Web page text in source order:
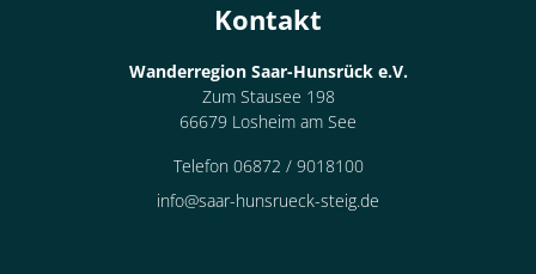
Kontakt
Wanderregion Saar-Hunsrück e.V.
Zum Stausee 198
66679 Losheim am See
Telefon 06872 / 9018100
info@saar-hunsrueck-steig.de